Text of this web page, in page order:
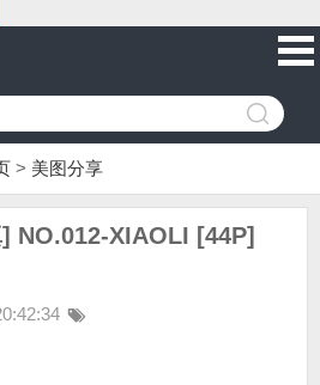
> 美图分享
NO.012-XIAOLI [44P]